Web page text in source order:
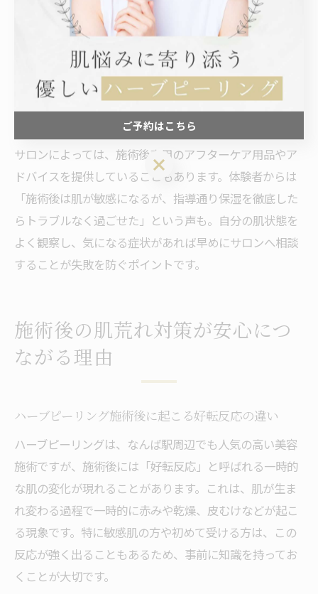
ハーブピーリングの効果を最大限に引き出し、肌荒れリ
スクを減らすためには、施術前後のホームケアがとても
重要です。施術前は過度な洗顔や角質ケアを控え、肌の
バリア機能を整えておきましょう。施術後は十分な保湿
と紫外線対策が必須で、刺激の強い化粧品やピーリング
剤の使用は避けてください。
サロンによっては、施術後専用のアフターケア用品やア
ドバイスを提供していることもあります。体験者からは
「施術後は肌が敏感になるが、指導通り保湿を徹底した
らトラブルなく過ごせた」という声も。自分の肌状態を
よく観察し、気になる症状があれば早めにサロンへ相談
することが失敗を防ぐポイントです。
施術後の肌荒れ対策が安心につ
ながる理由
ハーブピーリング施術後に起こる好転反応の違い
ハーブピーリングは、なんば駅周辺でも人気の高い美容
施術ですが、施術後には「好転反応」と呼ばれる一時的
な肌の変化が現れることがあります。これは、肌が生ま
れ変わる過程で一時的に赤みや乾燥、皮むけなどが起こ
る現象です。特に敏感肌の方や初めて受ける方は、この
反応が強く出ることもあるため、事前に知識を持ってお
くことが大切です。
ご予約はこちら
ご予約はこちら